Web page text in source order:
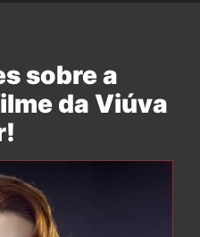
sobre a
da Viúva